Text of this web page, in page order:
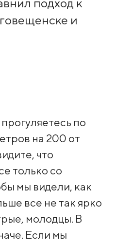
и
по
на 200 от
что
только со
мы видели, как
все не так ярко
молодцы. В
Если мы